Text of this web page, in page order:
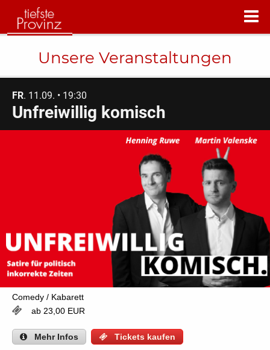
Unsere Veranstaltungen
FR. 11.09. • 19:30
Unfreiwillig komisch
Comedy / Kabarett
ab 23,00 EUR
Mehr Infos Tickets kaufen